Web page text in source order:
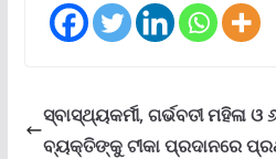
ସ୍ବାସ୍ଥ୍ୟକର୍ମୀ, ଗର୍ଭବତୀ ମହିଳା
ବ୍ୟକ୍ତିଙ୍କୁ ଟୀକା ପ୍ରଦାନରେ